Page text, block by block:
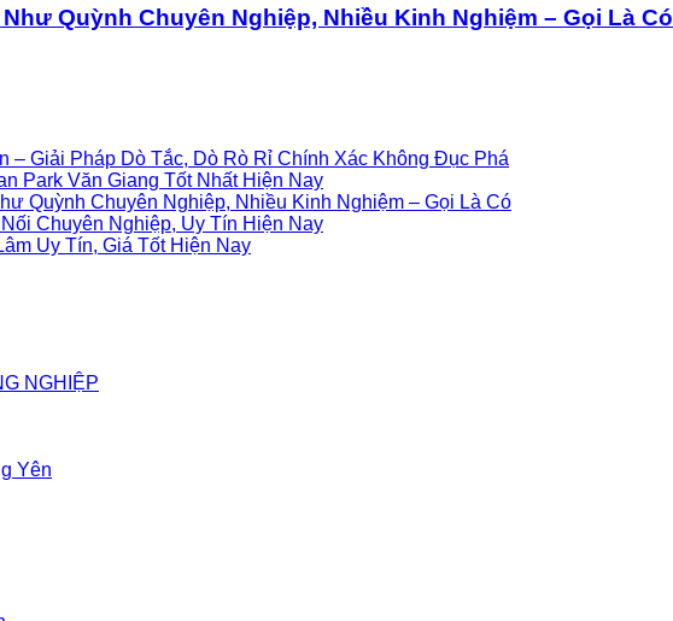
Quỳnh Chuyên Nghiệp, Nhiều Kinh Nghiệm – Gọi Là Có
– Giải Pháp Dò Tắc, Dò Rò Rỉ Chính Xác Không Đục Phá
Park Văn Giang Tốt Nhất Hiện Nay
Quỳnh Chuyên Nghiệp, Nhiều Kinh Nghiệm – Gọi Là Có
Chuyên Nghiệp, Uy Tín Hiện Nay
Uy Tín, Giá Tốt Hiện Nay
NGHIỆP
Yên